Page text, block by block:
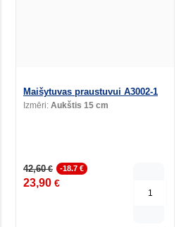
Maišytuvas praustuvui A3002-1
Izmēri: Aukštis 15 cm
42,60€ -18.7 €
23,90 €